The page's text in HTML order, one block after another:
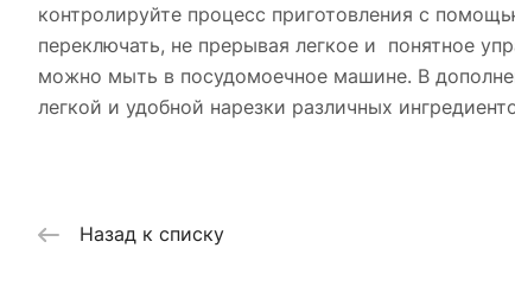
контролируйте процесс приготовления с
переключать, не прерывая легкое и понятное
можно мыть в посудомоечное машине. В
легкой и удобной нарезки различных
Назад к списку